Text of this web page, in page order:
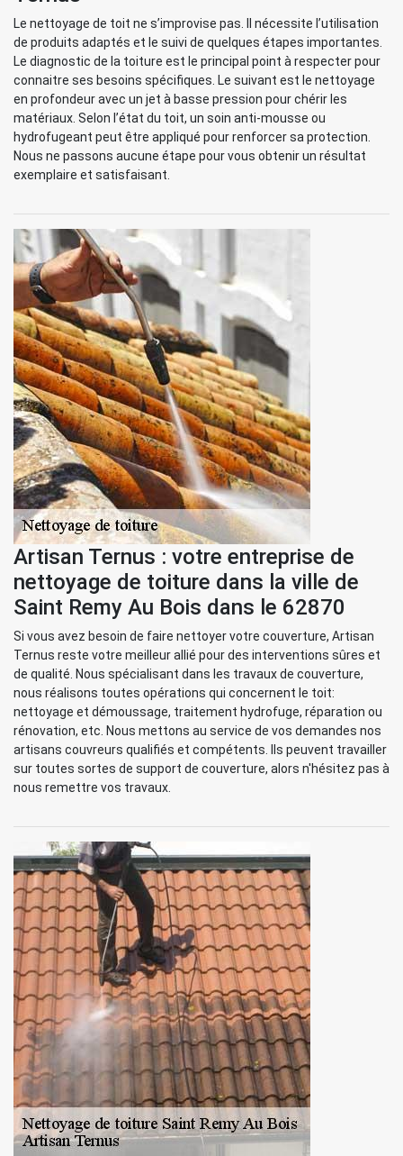
Le nettoyage de toit ne s’improvise pas. Il nécessite l’utilisation
de produits adaptés et le suivi de quelques étapes importantes.
Le diagnostic de la toiture est le principal point à respecter pour
connaitre ses besoins spécifiques. Le suivant est le nettoyage
en profondeur avec un jet à basse pression pour chérir les
matériaux. Selon l’état du toit, un soin anti-mousse ou
hydrofugeant peut être appliqué pour renforcer sa protection.
Nous ne passons aucune étape pour vous obtenir un résultat
exemplaire et satisfaisant.
Artisan Ternus : votre entreprise de
nettoyage de toiture dans la ville de
Saint Remy Au Bois dans le 62870
Si vous avez besoin de faire nettoyer votre couverture, Artisan
Ternus reste votre meilleur allié pour des interventions sûres et
de qualité. Nous spécialisant dans les travaux de couverture,
nous réalisons toutes opérations qui concernent le toit:
nettoyage et démoussage, traitement hydrofuge, réparation ou
rénovation, etc. Nous mettons au service de vos demandes nos
artisans couvreurs qualifiés et compétents. Ils peuvent travailler
sur toutes sortes de support de couverture, alors n'hésitez pas à
nous remettre vos travaux.